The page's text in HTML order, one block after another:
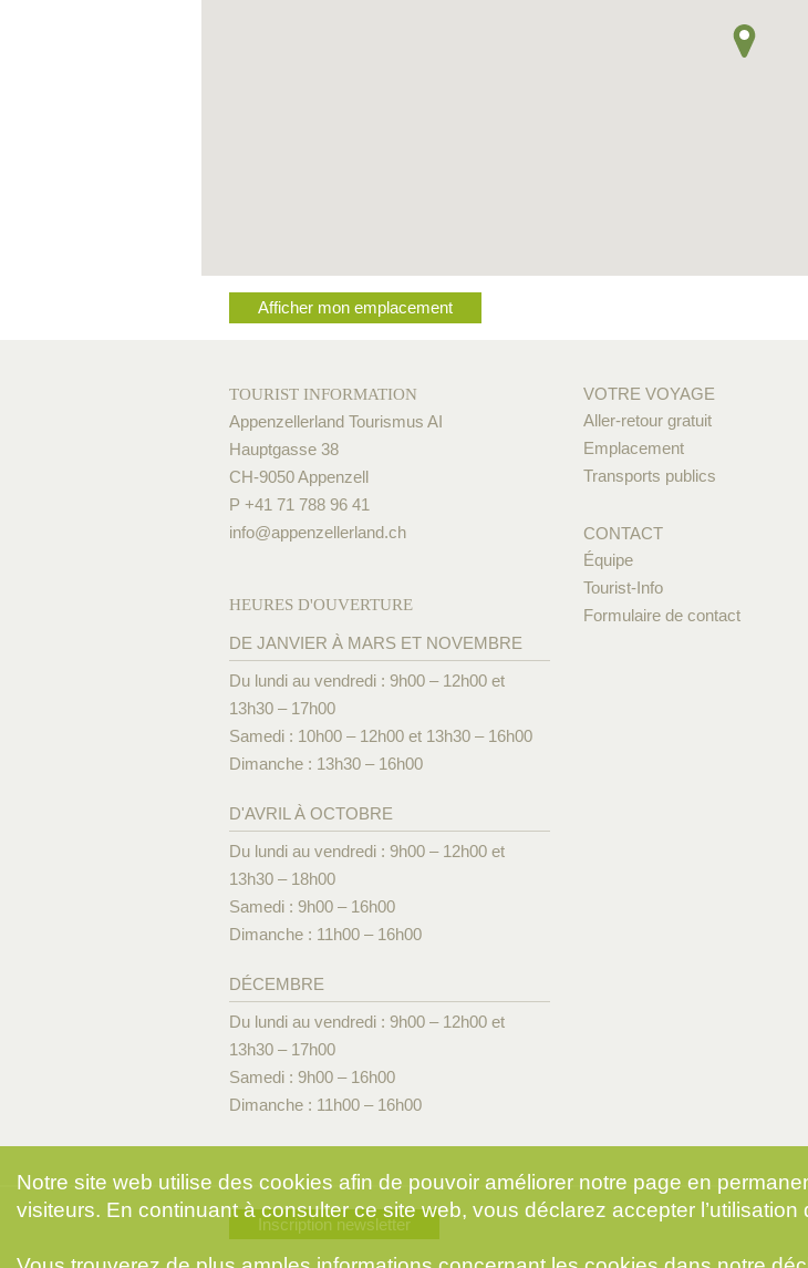
Afficher mon emplacement
TOURIST INFORMATION
Appenzellerland Tourismus AI
Hauptgasse 38
CH-9050 Appenzell
P +41 71 788 96 41
info@appenzellerland.ch
HEURES D'OUVERTURE
DE JANVIER À MARS ET NOVEMBRE
Du lundi au vendredi : 9h00 – 12h00 et
13h30 – 17h00
Samedi : 10h00 – 12h00 et 13h30 – 16h00
Dimanche : 13h30 – 16h00
D'AVRIL À OCTOBRE
Du lundi au vendredi : 9h00 – 12h00 et
13h30 – 18h00
Samedi : 9h00 – 16h00
Dimanche : 11h00 – 16h00
DÉCEMBRE
Du lundi au vendredi : 9h00 – 12h00 et
13h30 – 17h00
Samedi : 9h00 – 16h00
Dimanche : 11h00 – 16h00
VOTRE VOYAGE
Aller-retour gratuit
Emplacement
Transports publics
CONTACT
Équipe
Tourist-Info
Formulaire de contact
Inscription newsletter
Notre site web utilise des cookies afin de pouvoir améliorer notre page en
visiteurs. En continuant à consulter ce site web, vous déclarez accepter l’utilisation